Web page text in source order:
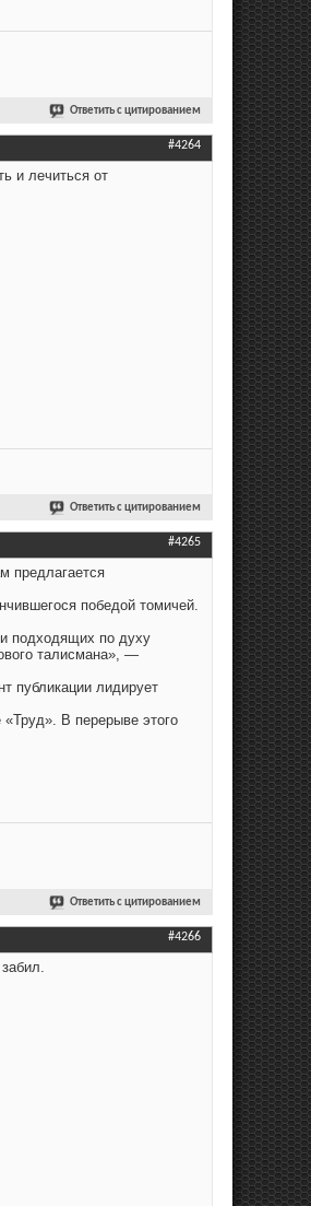
Ответить с цитированием
#4264
и лечиться от
Ответить с цитированием
#4265
предлагается
победой томичей.
подходящих по духу
талисмана», —
публикации лидирует
В перерыве этого
Ответить с цитированием
#4266